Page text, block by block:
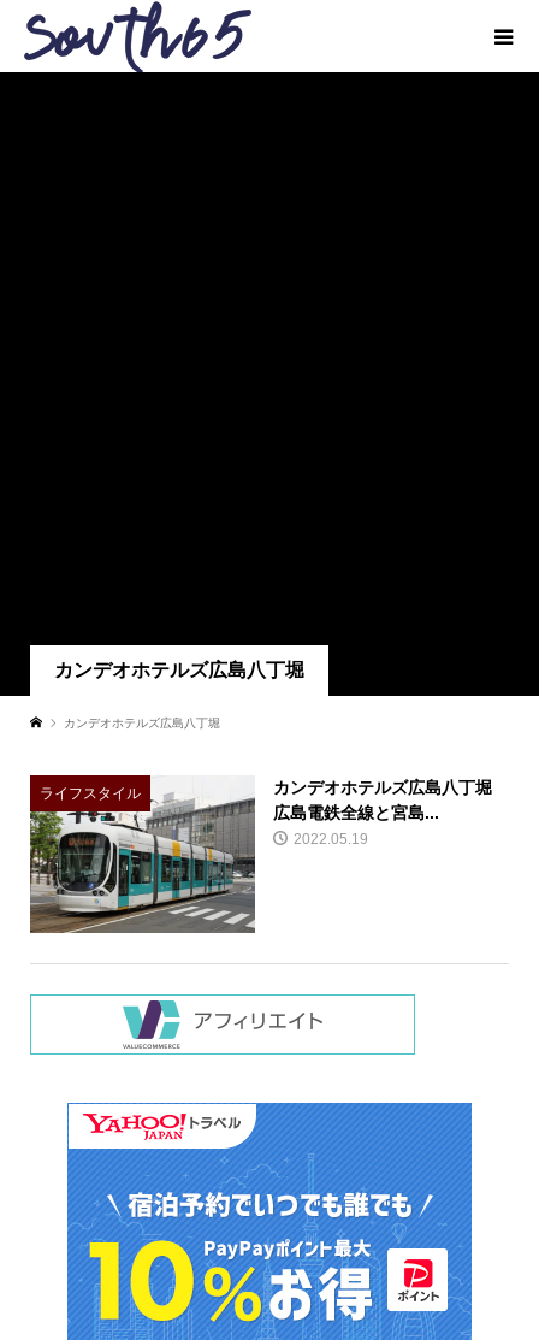
カンデオホテルズ広島八丁堀
カンデオホテルズ広島八丁堀
ライフスタイル
カンデオホテルズ広島八丁堀
広島電鉄全線と宮島...
2022.05.19